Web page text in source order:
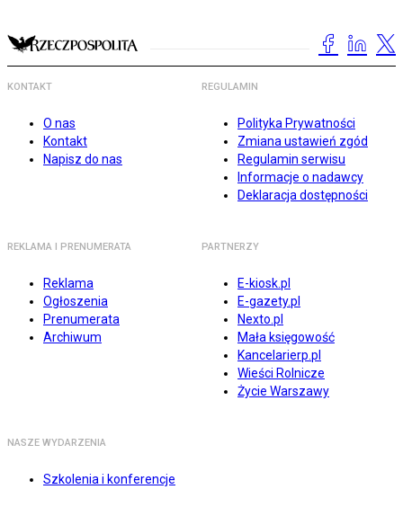
KONTAKT
O nas
Kontakt
Napisz do nas
REGULAMIN
Polityka Prywatności
Zmiana ustawień zgód
Regulamin serwisu
Informacje o nadawcy
Deklaracja dostępności
REKLAMA I PRENUMERATA
Reklama
Ogłoszenia
Prenumerata
Archiwum
PARTNERZY
E-kiosk.pl
E-gazety.pl
Nexto.pl
Mała księgowość
Kancelarierp.pl
Wieści Rolnicze
Życie Warszawy
NASZE WYDARZENIA
Szkolenia i konferencje